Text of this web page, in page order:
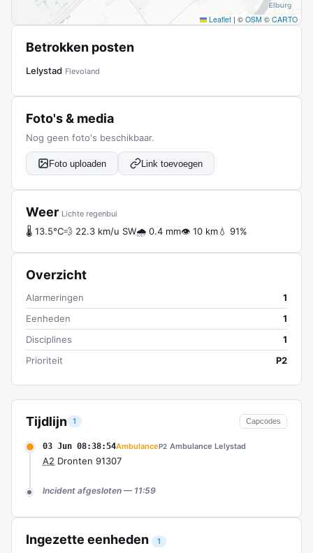
Tijdlijn 1 Capcodes
03 Jun 08:38:54AmbulanceP2 Ambulance Lelystad
A2 Dronten 91307
Incident afgesloten — 11:59
Ingezette eenheden 1
Leaflet | © OSM © CARTO
Betrokken posten
Lelystad Flevoland
Foto's & media
Nog geen foto's beschikbaar.
Foto uploaden Link toevoegen
Weer Lichte regenbui
🌡 13.5°C💨 22.3 km/u SW🌧 0.4 mm👁 10 km💧 91%
Overzicht
Alarmeringen
1
Eenheden
1
Disciplines
1
Prioriteit
P2